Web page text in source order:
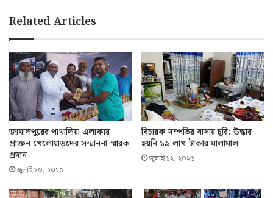
Related Articles
জামালপুরের পাথালিয়া এলাকায়
প্রাক্তন খেলোয়াড়দের সম্মাননা স্মারক
প্রদান
জুলাই ১০, ২০২৫
বিচারক দম্পতির বাসায় চুরি: উদ্ধার
হয়নি ১৯ লাখ টাকার মালামাল
জুলাই ১২, ২০২৬